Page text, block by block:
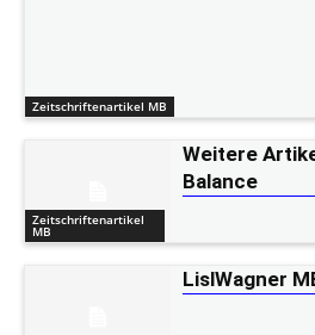
Zeitschriftenartikel MB
Zeitschriftenartikel
MB
Weitere
Balance
LislWagner